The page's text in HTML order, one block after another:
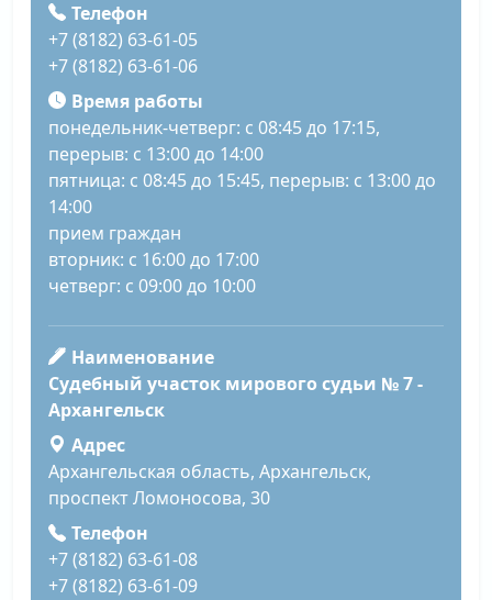
Телефон
+7 (8182) 63-61-05
+7 (8182) 63-61-06
Время работы
понедельник-четверг: с 08:45 до 17:15,
перерыв: с 13:00 до 14:00
пятница: с 08:45 до 15:45, перерыв: с 13:00 до
14:00
прием граждан
вторник: с 16:00 до 17:00
четверг: с 09:00 до 10:00
Наименование
Судебный участок мирового судьи № 7 -
Архангельск
Адрес
Архангельская область, Архангельск,
проспект Ломоносова, 30
Телефон
+7 (8182) 63-61-08
+7 (8182) 63-61-09